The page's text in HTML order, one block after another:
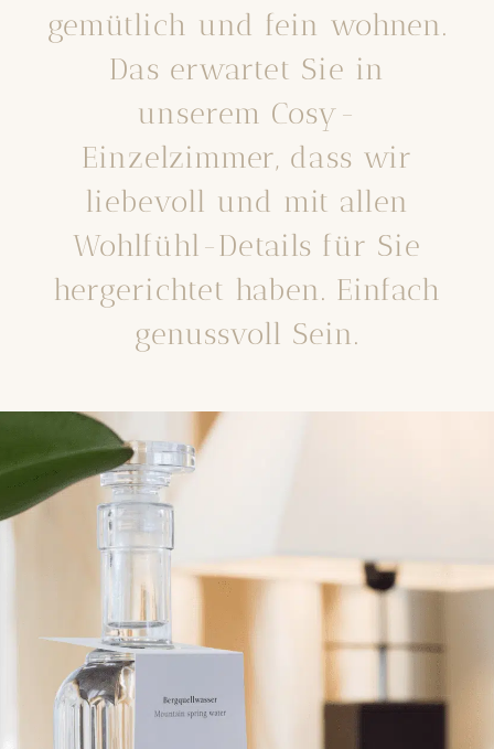
gemütlich und fein wohnen.
Das erwartet Sie in
unserem Cosy-
Einzelzimmer, dass wir
liebevoll und mit allen
Wohlfühl-Details für Sie
hergerichtet haben. Einfach
genussvoll Sein.